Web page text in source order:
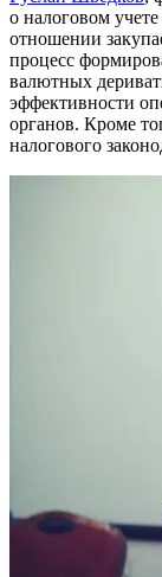
о налоговом
отношении
процесс
валютных
эффективности
органов. Кроме
налогового